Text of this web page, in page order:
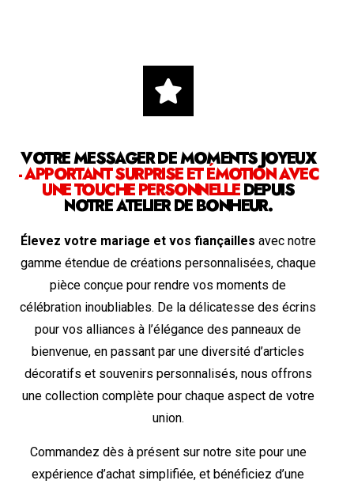
VOTRE MESSAGER DE MOMENTS JOYEUX
- APPORTANT SURPRISE ET ÉMOTION AVEC
UNE TOUCHE PERSONNELLEDEPUIS
NOTRE ATELIER DE BONHEUR.
Élevez votre mariage et vos fiançailles avec notre
gamme étendue de créations personnalisées, chaque
pièce conçue pour rendre vos moments de
célébration inoubliables. De la délicatesse des écrins
pour vos alliances à l’élégance des panneaux de
bienvenue, en passant par une diversité d’articles
décoratifs et souvenirs personnalisés, nous offrons
une collection complète pour chaque aspect de votre
union.
Commandez dès à présent sur notre site pour une
expérience d’achat simplifiée, et bénéficiez d’une